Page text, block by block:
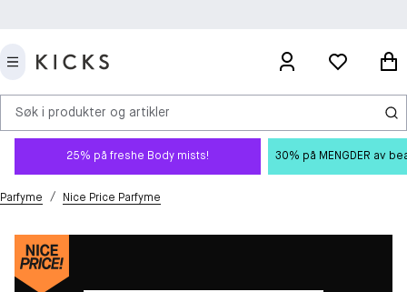
Søk i produkter og artikler
25% på freshe Body mists! 30% på MENGDER av
Parfyme / Nice Price Parfyme